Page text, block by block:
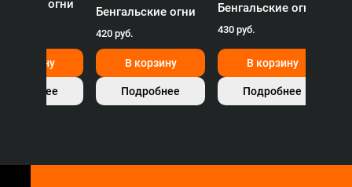
Бенгальские огни
В корзину
Подробнее
Бенгальские огни
В корзину
Подробнее
В корзину